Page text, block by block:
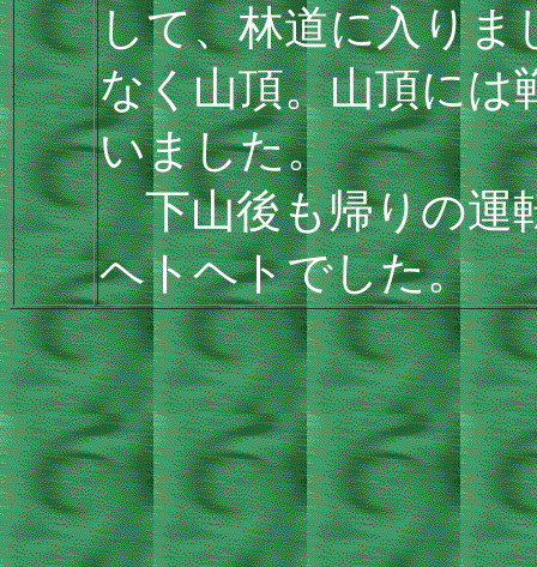
して、林道に入りま
なく山頂。山頂には
いました。
下山後も帰りの運
ヘトヘトでした。